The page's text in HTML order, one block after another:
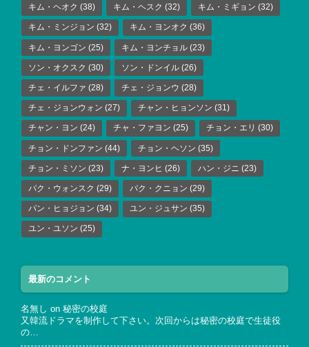
キム・ヘオク (38) キム・ヘスク (32) キム・ミギョン (32)
キム・ミンジョン (32) キム・ヨンオク (36)
キム・ヨンゴン (25) キム・ヨンチョル (23)
ソン・オクスク (30) ソン・ドンイル (26)
チェ・イルファ (28) チェ・ジョンウ (28)
チェ・ジョンウォン (27) チャン・ヒョンソン (31)
チャン・ヨン (24) チャ・ファヨン (25) チョン・エリ (30)
チョン・ドンファン (44) チョン・ヘソン (35)
チョン・ミソン (23) ナ・ヨンヒ (26) ハン・ジニ (23)
パク・ウォンスク (29) パク・クニョン (29)
パン・ヒョジョン (34) ユン・ジュサン (35)
ユン・ユソン (25)
最新のコメント
名無し on 秘密の校庭
又韓流ドラマを制作して下さい。次回からは秘密の校庭で生徒役
の…